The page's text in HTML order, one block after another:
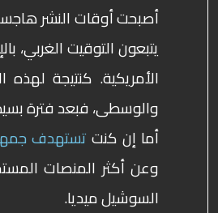
أصبحت أوقات النشر
الأمريكية. كنتيجة
والوسطى، فبعد فترة
أما إن كنت تستهدف
وعن أكثر المنصات
السوشيل ميديا.